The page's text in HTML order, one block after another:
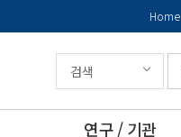
Home
연구 / 기관
검색